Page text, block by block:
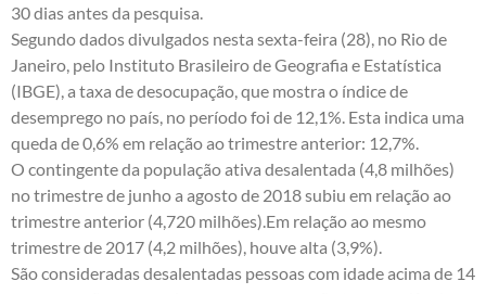
30 dias antes da pesquisa.
Segundo dados divulgados nesta sexta-feira (28), no Rio de
Janeiro, pelo Instituto Brasileiro de Geografia e Estatística
(IBGE), a taxa de desocupação, que mostra o índice de
desemprego no país, no período foi de 12,1%. Esta indica uma
queda de 0,6% em relação ao trimestre anterior: 12,7%.
O contingente da população ativa desalentada (4,8 milhões)
no trimestre de junho a agosto de 2018 subiu em relação ao
trimestre anterior (4,720 milhões).Em relação ao mesmo
trimestre de 2017 (4,2 milhões), houve alta (3,9%).
São consideradas desalentadas pessoas com idade acima de 14